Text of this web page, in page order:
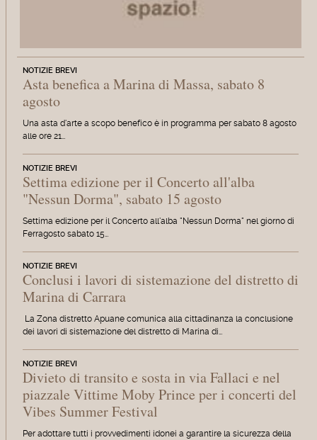
NOTIZIE BREVI
Asta benefica a Marina di Massa, sabato 8
agosto
Una asta d'arte a scopo benefico è in programma per sabato 8 agosto
alle ore 21…
NOTIZIE BREVI
Settima edizione per il Concerto all'alba
"Nessun Dorma", sabato 15 agosto
Settima edizione per il Concerto all'alba "Nessun Dorma" nel giorno di
Ferragosto sabato 15…
NOTIZIE BREVI
Conclusi i lavori di sistemazione del distretto di
Marina di Carrara
La Zona distretto Apuane comunica alla cittadinanza la conclusione
dei lavori di sistemazione del distretto di Marina di…
NOTIZIE BREVI
Divieto di transito e sosta in via Fallaci e nel
piazzale Vittime Moby Prince per i concerti del
Vibes Summer Festival
Per adottare tutti i provvedimenti idonei a garantire la sicurezza della